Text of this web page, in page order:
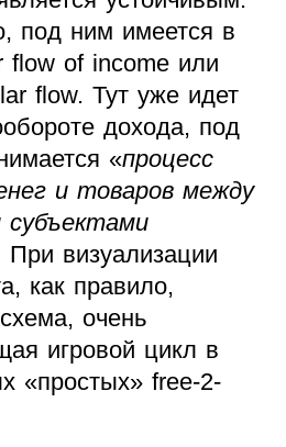
под ним имеется в
flow of income или
flow. Тут уже идет
дохода, под
«процесс
и товаров между
субъектами
При визуализации
как правило,
очень
игровой цикл в
«простых» free-2-